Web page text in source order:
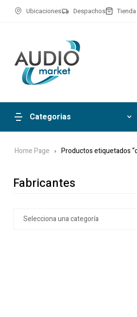
Ubicaciones Despachos Tienda
Categorias
Home Page Productos etiquetados
Fabricantes